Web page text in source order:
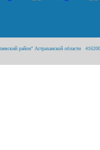
район" Астраханской области